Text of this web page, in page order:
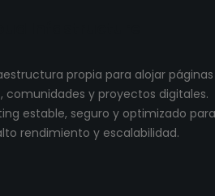
propia para alojar páginas
comunidades y proyectos digitales.
estable, seguro y optimizado para
rendimiento y escalabilidad.